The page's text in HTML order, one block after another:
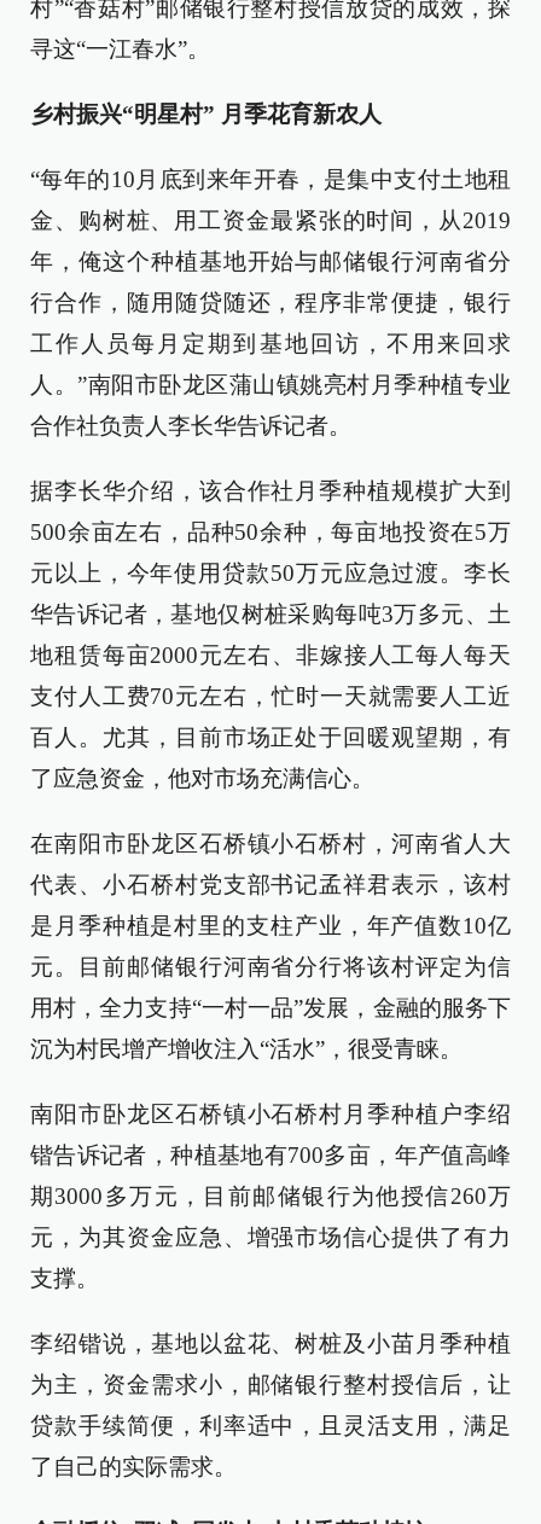
村”“香菇村”邮储银行整村授信放贷的成效，探
寻这“一江春水”。
乡村振兴“明星村” 月季花育新农人
“每年的10月底到来年开春，是集中支付土地租
金、购树桩、用工资金最紧张的时间，从2019
年，俺这个种植基地开始与邮储银行河南省分
行合作，随用随贷随还，程序非常便捷，银行
工作人员每月定期到基地回访，不用来回求
人。”南阳市卧龙区蒲山镇姚亮村月季种植专业
合作社负责人李长华告诉记者。
据李长华介绍，该合作社月季种植规模扩大到
500余亩左右，品种50余种，每亩地投资在5万
元以上，今年使用贷款50万元应急过渡。李长
华告诉记者，基地仅树桩采购每吨3万多元、土
地租赁每亩2000元左右、非嫁接人工每人每天
支付人工费70元左右，忙时一天就需要人工近
百人。尤其，目前市场正处于回暖观望期，有
了应急资金，他对市场充满信心。
在南阳市卧龙区石桥镇小石桥村，河南省人大
代表、小石桥村党支部书记孟祥君表示，该村
是月季种植是村里的支柱产业，年产值数10亿
元。目前邮储银行河南省分行将该村评定为信
用村，全力支持“一村一品”发展，金融的服务下
沉为村民增产增收注入“活水”，很受青睐。
南阳市卧龙区石桥镇小石桥村月季种植户李绍
锴告诉记者，种植基地有700多亩，年产值高峰
期3000多万元，目前邮储银行为他授信260万
元，为其资金应急、增强市场信心提供了有力
支撑。
李绍锴说，基地以盆花、树桩及小苗月季种植
为主，资金需求小，邮储银行整村授信后，让
贷款手续简便，利率适中，且灵活支用，满足
了自己的实际需求。